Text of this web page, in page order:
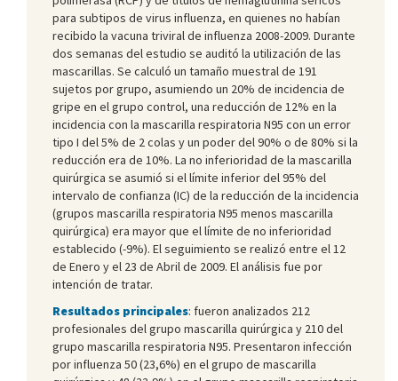
para subtipos de virus influenza, en quienes no habían
recibido la vacuna triviral de influenza 2008-2009. Durante
dos semanas del estudio se auditó la utilización de las
mascarillas. Se calculó un tamaño muestral de 191
sujetos por grupo, asumiendo un 20% de incidencia de
gripe en el grupo control, una reducción de 12% en la
incidencia con la mascarilla respiratoria N95 con un error
tipo I del 5% de 2 colas y un poder del 90% o de 80% si la
reducción era de 10%. La no inferioridad de la mascarilla
quirúrgica se asumió si el límite inferior del 95% del
intervalo de confianza (IC) de la reducción de la incidencia
(grupos mascarilla respiratoria N95 menos mascarilla
quirúrgica) era mayor que el límite de no inferioridad
establecido (-9%). El seguimiento se realizó entre el 12
de Enero y el 23 de Abril de 2009. El análisis fue por
intención de tratar.
Resultados principales: fueron analizados 212
profesionales del grupo mascarilla quirúrgica y 210 del
grupo mascarilla respiratoria N95. Presentaron infección
por influenza 50 (23,6%) en el grupo de mascarilla